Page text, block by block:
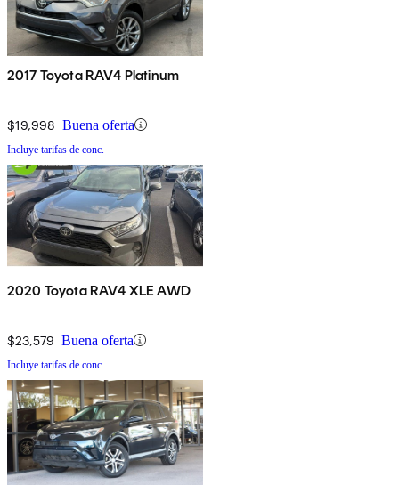
2017 Toyota RAV4 Platinum
$19,998 Buena oferta
Incluye tarifas de conc.
2020 Toyota RAV4 XLE AWD
$23,579 Buena oferta
Incluye tarifas de conc.